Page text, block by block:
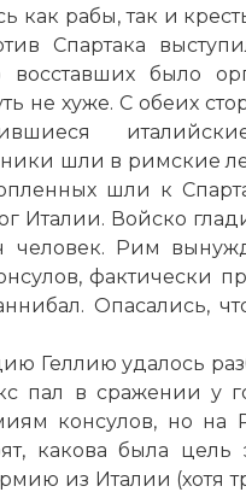
как рабы, так и
Спартака
восставших было
не хуже. С обеих
шли в римские
шли к
Италии. Войско
человек. Рим
фактически
Опасались,
Геллию удалось
пал в сражении у
консулов, но на
какова была цель
из Италии (хотя